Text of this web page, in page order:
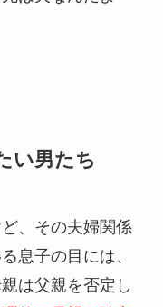
い男たち
、その夫婦関係
息子の目には、
は父親を否定し